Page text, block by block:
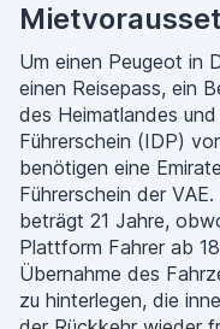
Um einen Peugeot in
einen Reisepass, ein
des Heimatlandes
Führerschein (IDP)
benötigen eine
Führerschein der
beträgt 21 Jahre,
Plattform Fahrer ab
Übernahme des
zu hinterlegen, die